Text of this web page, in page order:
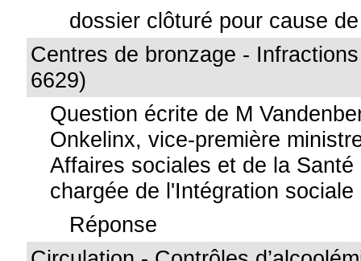
dossier clôturé pour cause
Centres de bronzage -
6629)
Question écrite de M
Onkelinx, vice-première
Affaires sociales et de la Santé
chargée de l'Intégration sociale
Réponse